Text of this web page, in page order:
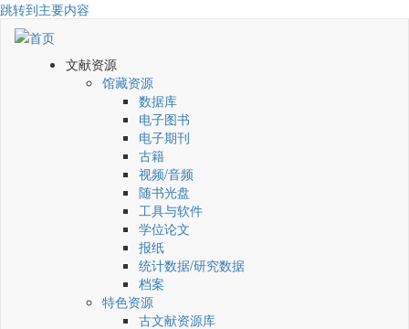
跳转到主要内容
文献资源
馆藏资源
数据库
电子图书
电子期刊
古籍
视频/音频
随书光盘
工具与软件
学位论文
报纸
统计数据/研究数据
档案
特色资源
古文献资源库